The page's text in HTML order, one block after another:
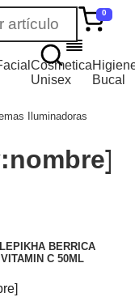
0
Cosmetica
Unisex
Bucal
Iluminadoras
BERRICA
C 50ML